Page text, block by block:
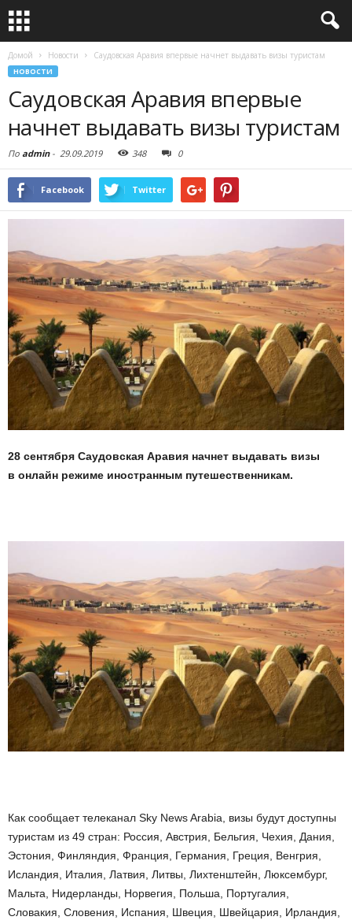
Домой Новости Саудовская Аравия впервые начнет выдавать визы туристам
НОВОСТИ
Саудовская Аравия впервые
начнет выдавать визы туристам
По admin- 29.09.2019 348 0
Facebook Twitter
28 сентября Саудовская Аравия начнет выдавать визы
в онлайн режиме иностранным путешественникам.
Как сообщает телеканал Sky News Arabia, визы будут доступны
туристам из 49 стран: Россия, Австрия, Бельгия, Чехия, Дания,
Эстония, Финляндия, Франция, Германия, Греция, Венгрия,
Исландия, Италия, Латвия, Литвы, Лихтенштейн, Люксембург,
Мальта, Нидерланды, Норвегия, Польша, Португалия,
Словакия, Словения, Испания, Швеция, Швейцария, Ирландия,